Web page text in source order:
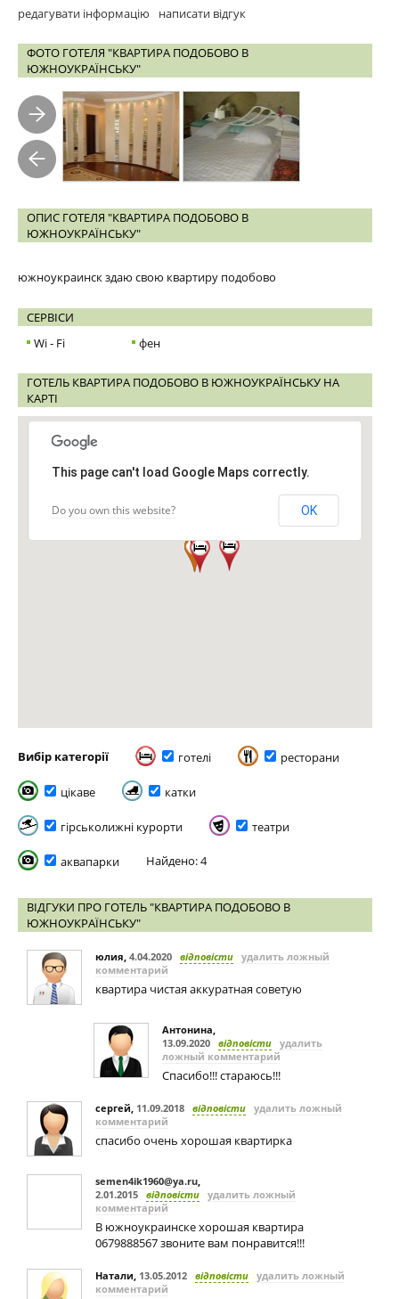
редагувати інформацію написати відгук
ФОТО ГОТЕЛЯ "КВАРТИРА ПОДОБОВО В
ЮЖНОУКРАЇНСЬКУ"
ОПИС ГОТЕЛЯ "КВАРТИРА ПОДОБОВО В
ЮЖНОУКРАЇНСЬКУ"
южноукраинск здаю свою квартиру подобово
СЕРВІСИ
Wi - Fi
фен
ГОТЕЛЬ КВАРТИРА ПОДОБОВО В ЮЖНОУКРАЇНСЬКУ НА
КАРТІ
This page can't load Google Maps correctly.
Do you own this website? OK
Вибір категорії готелі ресторани
цікаве катки
гірськолижні курорти театри
аквапарки Найдено: 4
ВІДГУКИ ПРО ГОТЕЛЬ "КВАРТИРА ПОДОБОВО В
ЮЖНОУКРАЇНСЬКУ"
юлия, 4.04.2020 відповісти удалить ложный
комментарий
квартира чистая аккуратная советую
Антонина,
13.09.2020 відповісти удалить
ложный комментарий
Спасибо!!! стараюсь!!!
сергей, 11.09.2018 відповісти удалить ложный
комментарий
спасибо очень хорошая квартирка
semen4ik1960@ya.ru,
2.01.2015 відповісти удалить ложный
комментарий
В южноукраинске хорошая квартира
0679888567 звоните вам понравится!!!
Натали, 13.05.2012 відповісти удалить ложный
комментарий